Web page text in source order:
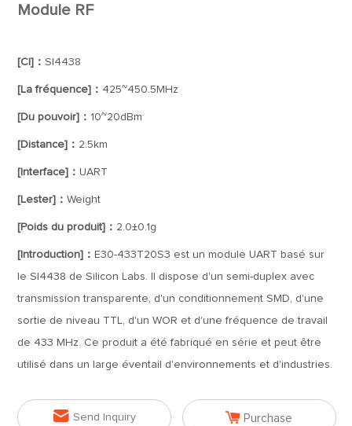
Module RF
[CI]：SI4438
[La fréquence]： 425~450.5MHz
[Du pouvoir]： 10~20dBm
[Distance]： 2.5km
[Interface]：UART
[Lester]：Weight
[Poids du produit]： 2.0±0.1g
[Introduction]： E30-433T20S3 est un module UART basé sur
le SI4438 de Silicon Labs. Il dispose d'un semi-duplex avec
transmission transparente, d'un conditionnement SMD, d'une
sortie de niveau TTL, d'un WOR et d'une fréquence de travail
de 433 MHz. Ce produit a été fabriqué en série et peut être
utilisé dans un large éventail d'environnements et d'industries.
 Send Inquiry  Purchase